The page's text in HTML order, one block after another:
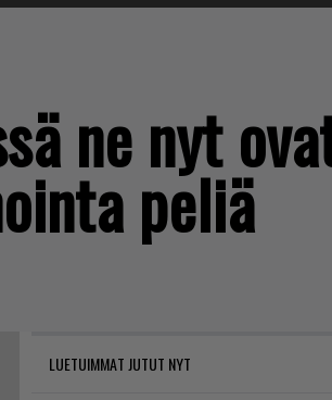
ne nyt
peliä
LUETUIMMAT JUTUT NYT